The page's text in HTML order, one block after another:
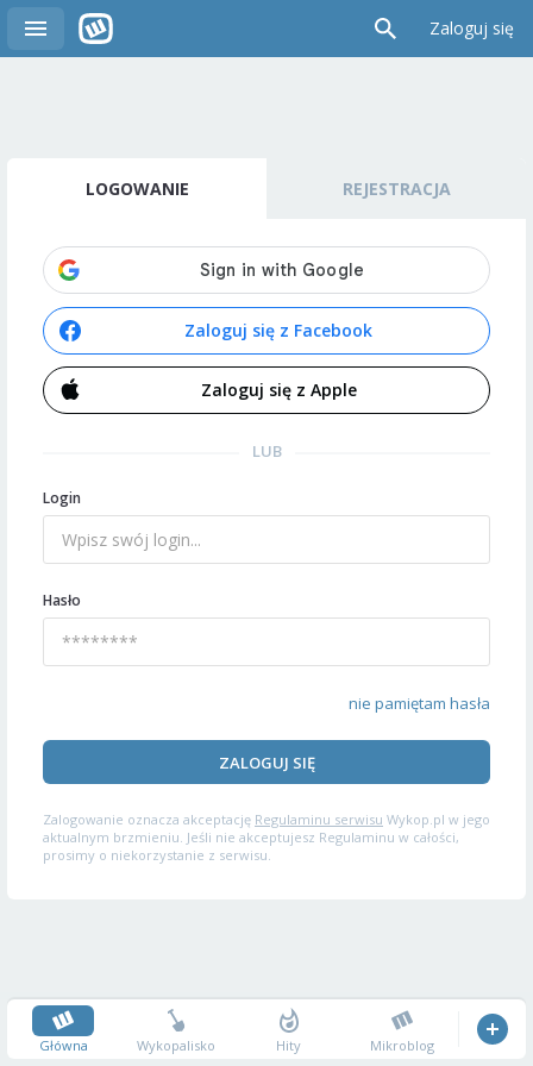
Zaloguj się
LOGOWANIE REJESTRACJA
Zaloguj się z Facebook
Zaloguj się z Apple
LUB
Login
Hasło
nie pamiętam hasła
ZALOGUJ SIĘ
Zalogowanie oznacza akceptację Regulaminu serwisu Wykop.pl w jego
aktualnym brzmieniu. Jeśli nie akceptujesz Regulaminu w całości,
prosimy o niekorzystanie z serwisu.
Główna Wykopalisko Hity Mikroblog